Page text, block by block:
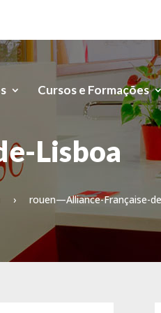
Cursos e Formações
Lisboa
› rouen—Alliance-Française-